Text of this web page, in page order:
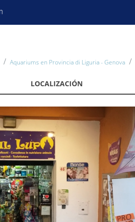
Aquariums en Provincia di Liguria - Genova
LOCALIZACIÓN